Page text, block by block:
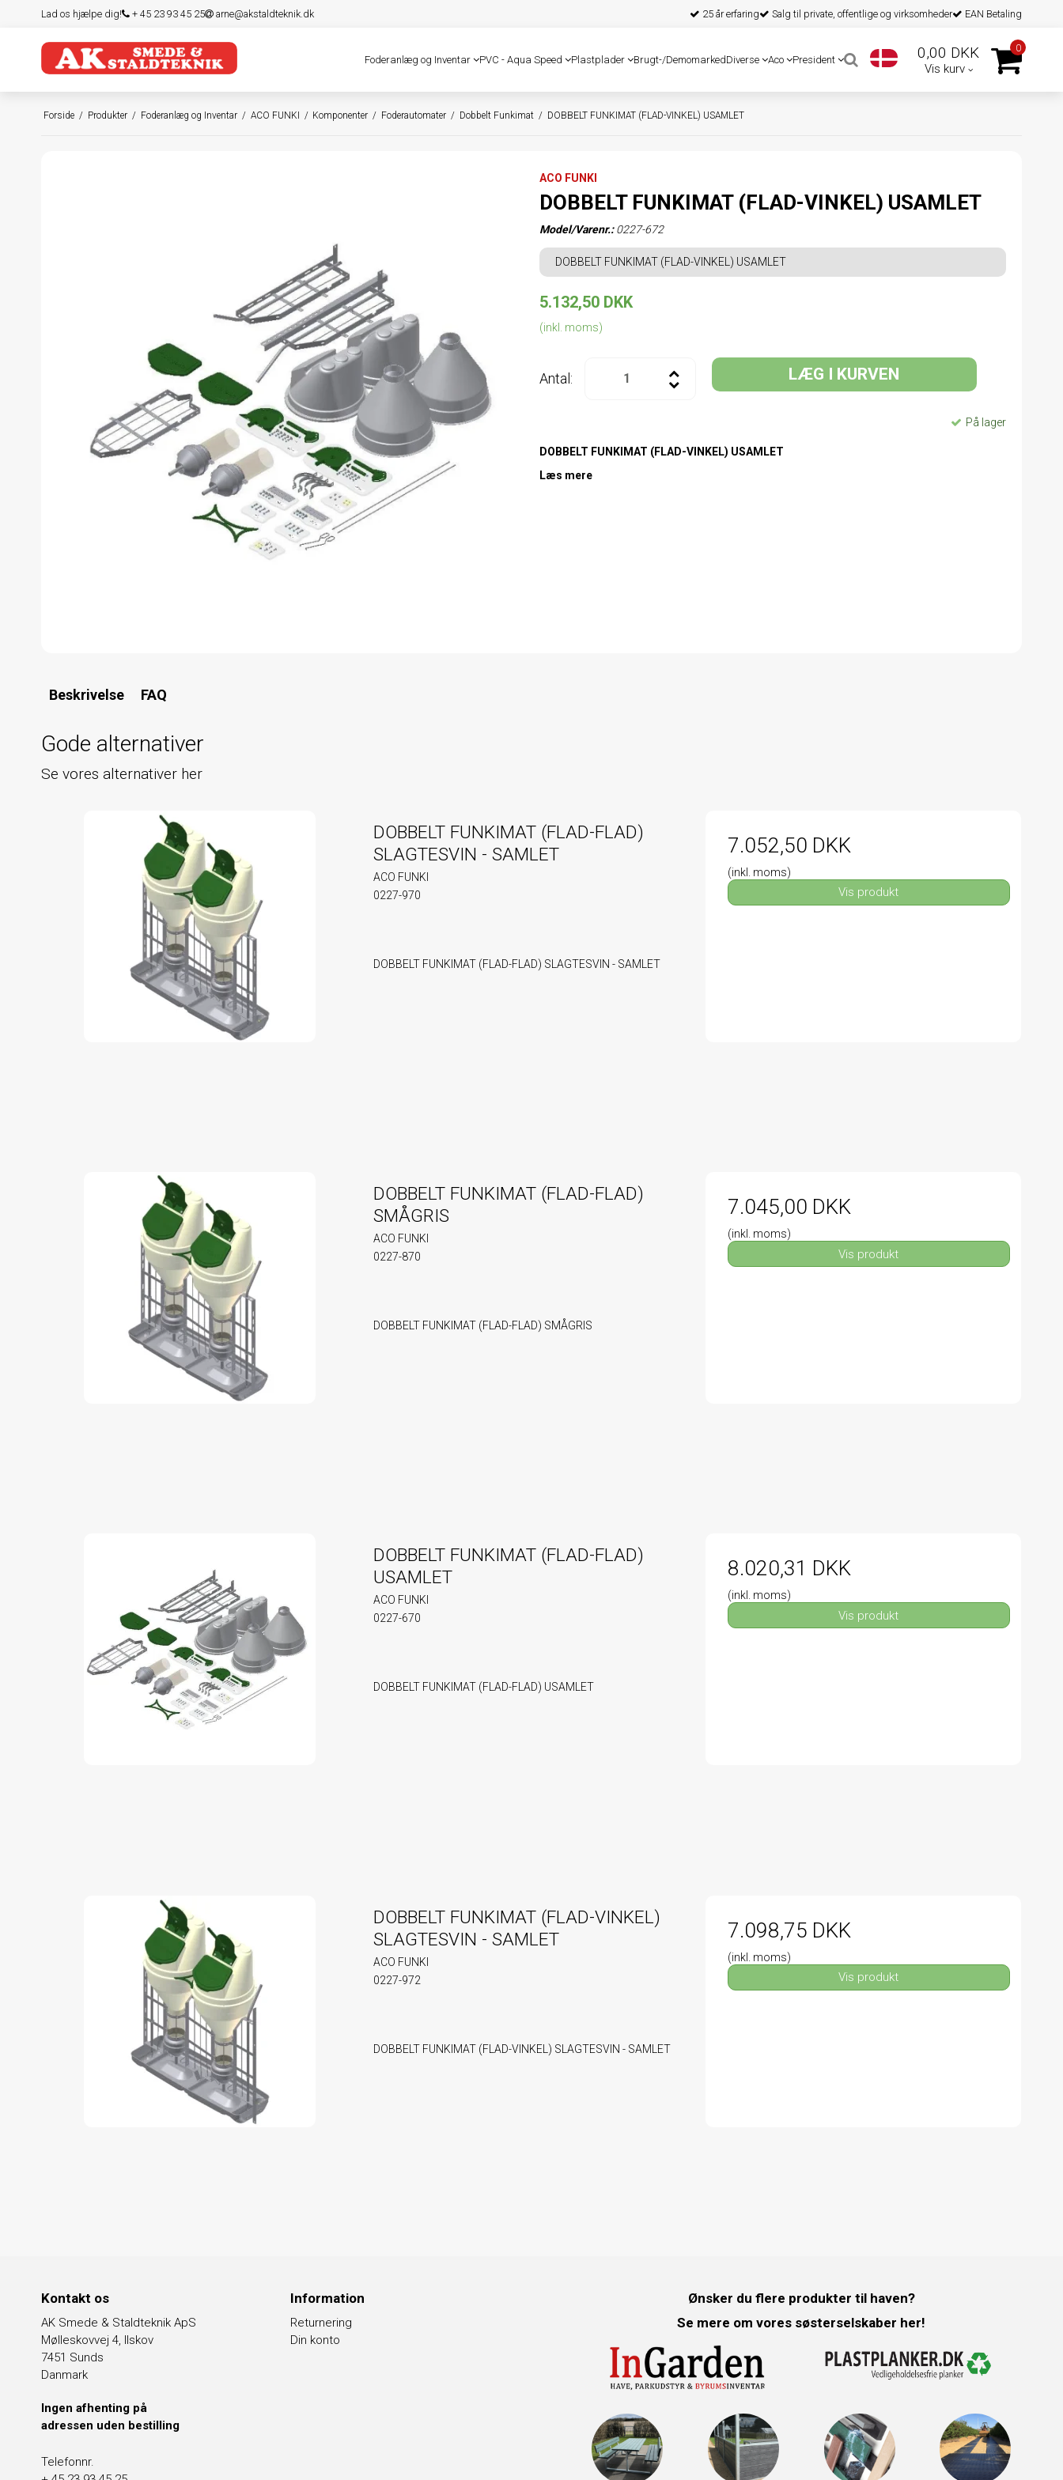
Lad os hjælpe dig! + 45 23 93 45 25 arne@akstaldteknik.dk 25 år erfaring Salg til private, offentlige og virksomheder EAN Betaling
Foderanlæg og Inventar PVC - Aqua Speed Plastplader Brugt-/DemomarkedDiverse Aco President 0,00 DKK
Vis kurv
0
Forside / Produkter / Foderanlæg og Inventar / ACO FUNKI / Komponenter / Foderautomater / Dobbelt Funkimat / DOBBELT FUNKIMAT (FLAD-VINKEL) USAMLET
ACO FUNKI
DOBBELT FUNKIMAT (FLAD-VINKEL) USAMLET
Model/Varenr.: 0227-672
DOBBELT FUNKIMAT (FLAD-VINKEL) USAMLET
5.132,50 DKK
(inkl. moms)
Antal: LÆG I KURVEN
På lager
DOBBELT FUNKIMAT (FLAD-VINKEL) USAMLET
Læs mere
Beskrivelse FAQ
Gode alternativer
Se vores alternativer her
DOBBELT FUNKIMAT (FLAD-FLAD)
SLAGTESVIN - SAMLET
ACO FUNKI
0227-970
DOBBELT FUNKIMAT (FLAD-FLAD) SLAGTESVIN - SAMLET
7.052,50 DKK
(inkl. moms)
Vis produkt
DOBBELT FUNKIMAT (FLAD-FLAD)
SMÅGRIS
ACO FUNKI
0227-870
DOBBELT FUNKIMAT (FLAD-FLAD) SMÅGRIS
7.045,00 DKK
(inkl. moms)
Vis produkt
DOBBELT FUNKIMAT (FLAD-FLAD)
USAMLET
ACO FUNKI
0227-670
DOBBELT FUNKIMAT (FLAD-FLAD) USAMLET
8.020,31 DKK
(inkl. moms)
Vis produkt
DOBBELT FUNKIMAT (FLAD-VINKEL)
SLAGTESVIN - SAMLET
ACO FUNKI
0227-972
DOBBELT FUNKIMAT (FLAD-VINKEL) SLAGTESVIN - SAMLET
7.098,75 DKK
(inkl. moms)
Vis produkt
Kontakt os
AK Smede & Staldteknik ApS
Mølleskovvej 4, Ilskov
7451 Sunds
Danmark
Ingen afhenting på
adressen uden bestilling
Telefonnr.
Information
Returnering
Din konto
Ønsker du flere produkter til haven?
Se mere om vores søsterselskaber her!